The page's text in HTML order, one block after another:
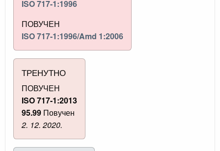
ISO 717-1:1996
ПОВУЧЕН
ISO 717-1:1996/Amd 1:2006
ТРЕНУТНО
ПОВУЧЕН
ISO 717-1:2013
95.99 Повучен
2. 12. 2020.